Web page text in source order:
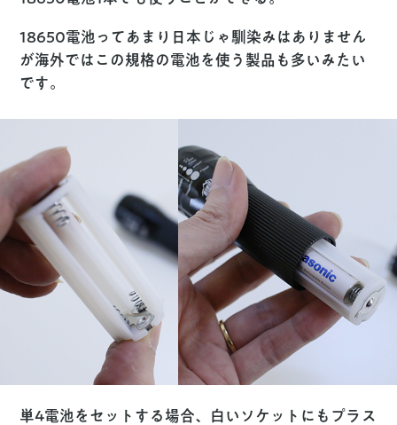
18650電池ってあまり日本じゃ馴染みはありません
が海外ではこの規格の電池を使う製品も多いみたい
です。
単4電池をセットする場合、白いソケットにもプラス